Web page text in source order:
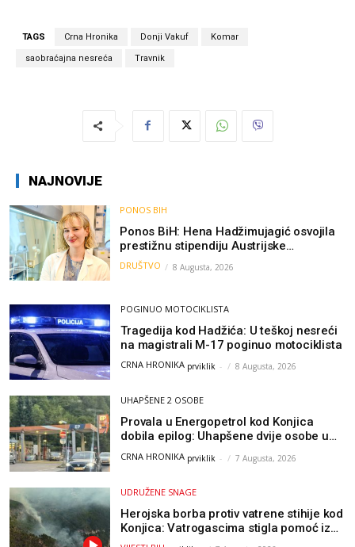
TAGS Crna Hronika Donji Vakuf Komar
saobraćajna nesreća Travnik
NAJNOVIJE
PONOS BIH
Ponos BiH: Hena Hadžimujagić osvojila
prestižnu stipendiju Austrijske
akademije nauka, njeno istraživanje
moglo bi pomoći djeci širom svijeta
DRUŠTVO 8 Augusta, 2026
POGINUO MOTOCIKLISTA
Tragedija kod Hadžića: U teškoj nesreći
na magistrali M-17 poginuo motociklista
CRNA HRONIKA prviklik - 8 Augusta, 2026
UHAPŠENE 2 OSOBE
Provala u Energopetrol kod Konjica
dobila epilog: Uhapšene dvije osobe u
Čapljini i Jablanici
CRNA HRONIKA prviklik - 7 Augusta, 2026
UDRUŽENE SNAGE
Herojska borba protiv vatrene stihije kod
Konjica: Vatrogascima stigla pomoć iz
Sarajeva, helikopteri i Air Tractori